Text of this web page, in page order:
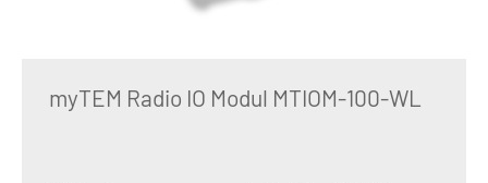
myTEM Radio IO Modul MTIOM-100-WL